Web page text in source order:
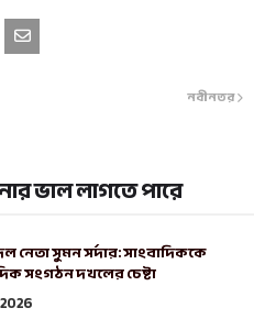
নবীনতর
ভাল লাগতে পারে
নেতা সুমন সর্দার: সাংবাদিককে
সংগঠন দখলের চেষ্টা